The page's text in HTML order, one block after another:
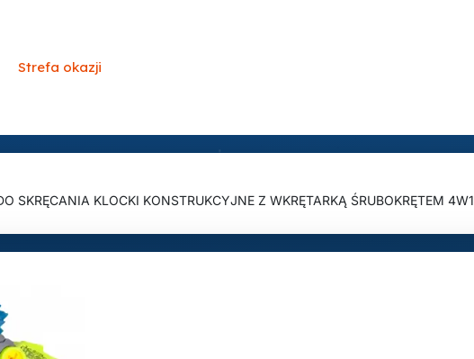
Strefa okazji
SKRĘCANIA KLOCKI KONSTRUKCYJNE Z WKRĘTARKĄ ŚRUBOKRĘTEM 4W1